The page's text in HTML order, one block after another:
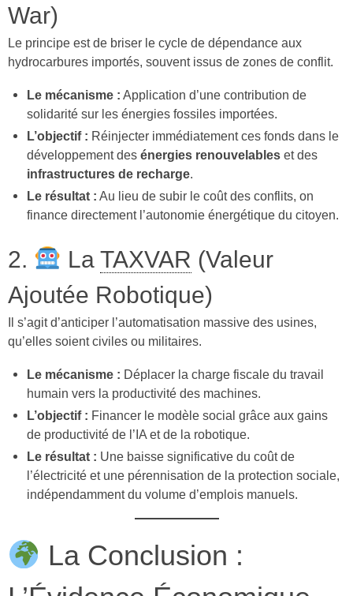
War)
Le principe est de briser le cycle de dépendance aux
hydrocarbures importés, souvent issus de zones de conflit.
Le mécanisme : Application d’une contribution de
solidarité sur les énergies fossiles importées.
L’objectif : Réinjecter immédiatement ces fonds dans le
développement desénergies renouvelables et des
infrastructures de recharge.
Le résultat : Au lieu de subir le coût des conflits, on
finance directement l’autonomie énergétique du citoyen.
2. La TAXVAR (Valeur
Ajoutée Robotique)
Il s’agit d’anticiper l’automatisation massive des usines,
qu’elles soient civiles ou militaires.
Le mécanisme : Déplacer la charge fiscale du travail
humain vers la productivité des machines.
L’objectif : Financer le modèle social grâce aux gains
de productivité de l’IA et de la robotique.
Le résultat : Une baisse significative du coût de
l’électricité et une pérennisation de la protection sociale,
indépendamment du volume d’emplois manuels.
La Conclusion :